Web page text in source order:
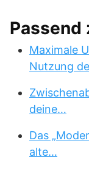
Passend
Maximale
Nutzung
deine…
Das
alte…